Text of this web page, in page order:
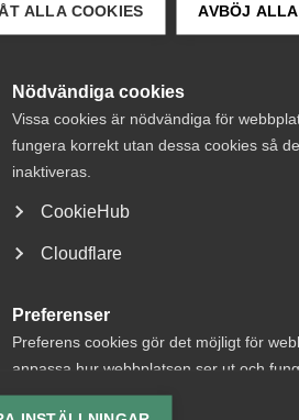
ALLA COOKIES AVBÖJ
Nödvändiga cookies
Vissa cookies är nödvändiga för
fungera korrekt utan dessa cookies så
inaktiveras.
CookieHub
Cloudflare
Preferenser
Preferens cookies gör det möjligt för
anpassa hur webbplatsen ser ut och
lagring av vald valuta, region, språk eller
målsättning att öka AI-
Ur AI-lyftets utbud